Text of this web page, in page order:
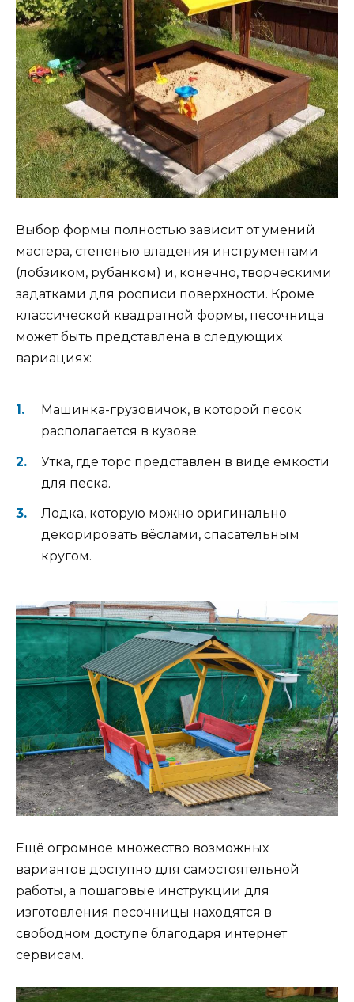
Выбор формы полностью зависит от умений
мастера, степенью владения инструментами
(лобзиком, рубанком) и, конечно, творческими
задатками для росписи поверхности. Кроме
классической квадратной формы, песочница
может быть представлена в следующих
вариациях:
Машинка-грузовичок, в которой песок
располагается в кузове.
Утка, где торс представлен в виде ёмкости
для песка.
Лодка, которую можно оригинально
декорировать вёслами, спасательным
кругом.
Ещё огромное множество возможных
вариантов доступно для самостоятельной
работы, а пошаговые инструкции для
изготовления песочницы находятся в
свободном доступе благодаря интернет
сервисам.